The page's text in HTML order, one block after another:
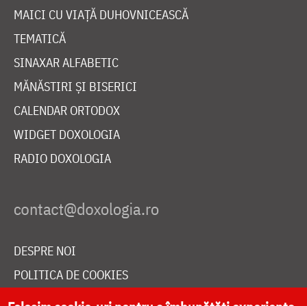
MAICI CU VIAȚĂ DUHOVNICEASCĂ
TEMATICĂ
SINAXAR ALFABETIC
MĂNĂSTIRI ȘI BISERICI
CALENDAR ORTODOX
WIDGET DOXOLOGIA
RADIO DOXOLOGIA
DESPRE NOI
POLITICA DE COOKIES
DONEAZĂ ONLINE PENTRU CATEDRALA NAȚIONALĂ